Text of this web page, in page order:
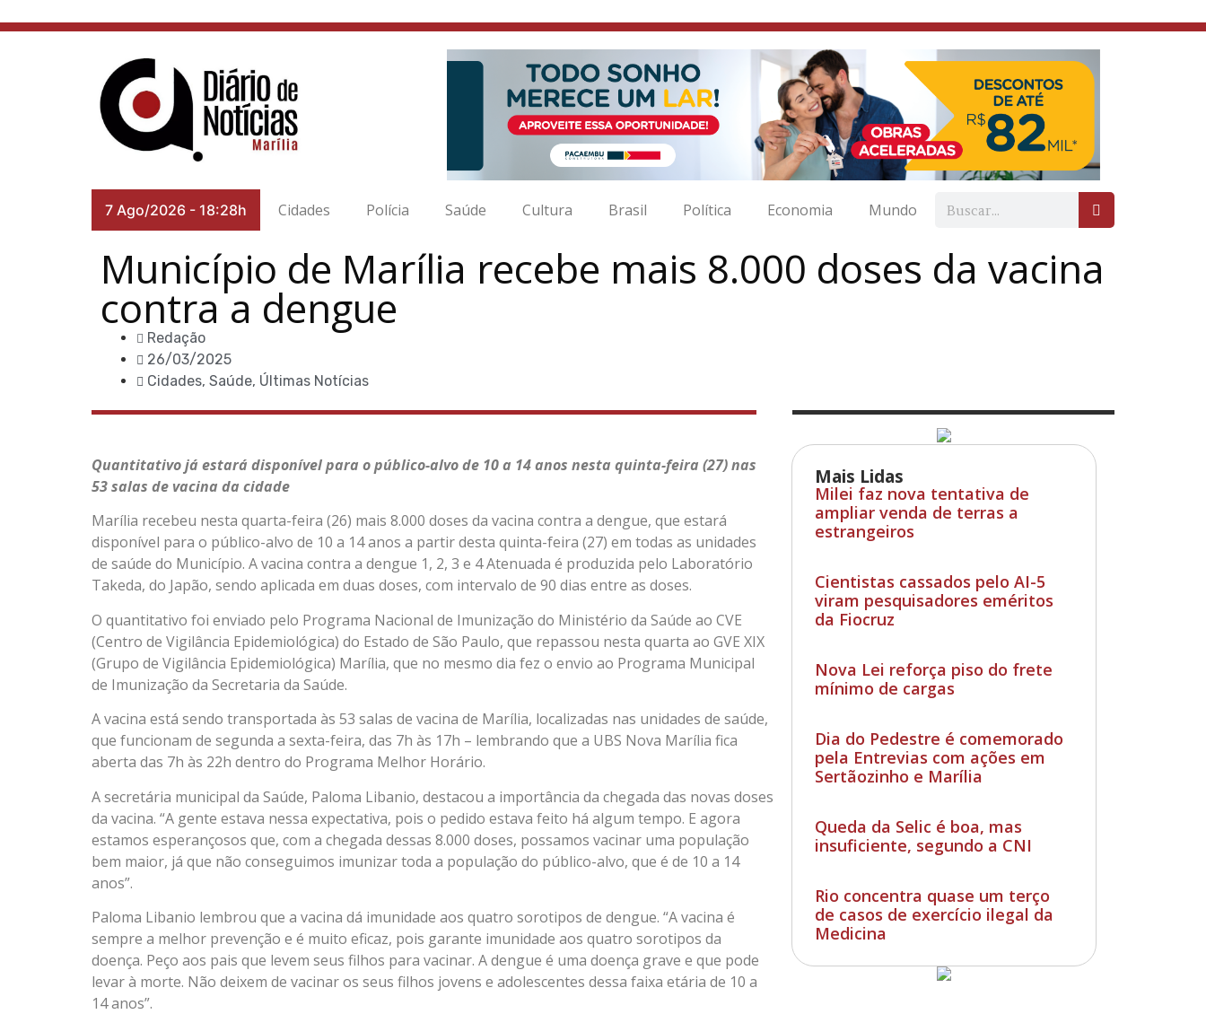
7 Ago/2026 - 18:28h Cidades Polícia Saúde Cultura Brasil Política Economia Mundo
Município de Marília recebe mais 8.000 doses da vacina
contra a dengue
Redação
26/03/2025
Cidades, Saúde, Últimas Notícias
Mais Lidas
Milei faz nova tentativa de
ampliar venda de terras a
estrangeiros
Cientistas cassados pelo AI-5
viram pesquisadores eméritos
da Fiocruz
Nova Lei reforça piso do frete
mínimo de cargas
Dia do Pedestre é comemorado
pela Entrevias com ações em
Sertãozinho e Marília
Queda da Selic é boa, mas
insuficiente, segundo a CNI
Rio concentra quase um terço
de casos de exercício ilegal da
Medicina
Quantitativo já estará disponível para o público-alvo de 10 a 14 anos nesta quinta-feira (27) nas
53 salas de vacina da cidade
Marília recebeu nesta quarta-feira (26) mais 8.000 doses da vacina contra a dengue, que estará
disponível para o público-alvo de 10 a 14 anos a partir desta quinta-feira (27) em todas as unidades
de saúde do Município. A vacina contra a dengue 1, 2, 3 e 4 Atenuada é produzida pelo Laboratório
Takeda, do Japão, sendo aplicada em duas doses, com intervalo de 90 dias entre as doses.
O quantitativo foi enviado pelo Programa Nacional de Imunização do Ministério da Saúde ao CVE
(Centro de Vigilância Epidemiológica) do Estado de São Paulo, que repassou nesta quarta ao GVE XIX
(Grupo de Vigilância Epidemiológica) Marília, que no mesmo dia fez o envio ao Programa Municipal
de Imunização da Secretaria da Saúde.
A vacina está sendo transportada às 53 salas de vacina de Marília, localizadas nas unidades de saúde,
que funcionam de segunda a sexta-feira, das 7h às 17h – lembrando que a UBS Nova Marília fica
aberta das 7h às 22h dentro do Programa Melhor Horário.
A secretária municipal da Saúde, Paloma Libanio, destacou a importância da chegada das novas doses
da vacina. “A gente estava nessa expectativa, pois o pedido estava feito há algum tempo. E agora
estamos esperançosos que, com a chegada dessas 8.000 doses, possamos vacinar uma população
bem maior, já que não conseguimos imunizar toda a população do público-alvo, que é de 10 a 14
anos”.
Paloma Libanio lembrou que a vacina dá imunidade aos quatro sorotipos de dengue. “A vacina é
sempre a melhor prevenção e é muito eficaz, pois garante imunidade aos quatro sorotipos da
doença. Peço aos pais que levem seus filhos para vacinar. A dengue é uma doença grave e que pode
levar à morte. Não deixem de vacinar os seus filhos jovens e adolescentes dessa faixa etária de 10 a
14 anos”.